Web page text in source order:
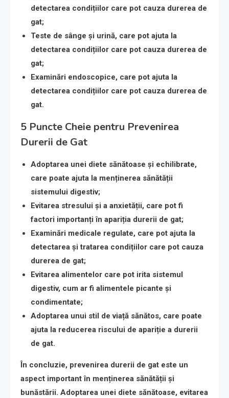
detectarea condițiilor care pot cauza durerea de
gat;
Teste de sânge și urină, care pot ajuta la
detectarea condițiilor care pot cauza durerea de
gat;
Examinări endoscopice, care pot ajuta la
detectarea condițiilor care pot cauza durerea de
gat.
5 Puncte Cheie pentru Prevenirea
Durerii de Gat
Adoptarea unei diete sănătoase și echilibrate,
care poate ajuta la menținerea sănătății
sistemului digestiv;
Evitarea stresului și a anxietății, care pot fi
factori importanți în apariția durerii de gat;
Examinări medicale regulate, care pot ajuta la
detectarea și tratarea condițiilor care pot cauza
durerea de gat;
Evitarea alimentelor care pot irita sistemul
digestiv, cum ar fi alimentele picante și
condimentate;
Adoptarea unui stil de viață sănătos, care poate
ajuta la reducerea riscului de apariție a durerii
de gat.
În concluzie, prevenirea durerii de gat este un
aspect important în menținerea sănătății și
bunăstării. Adoptarea unei diete sănătoase, evitarea